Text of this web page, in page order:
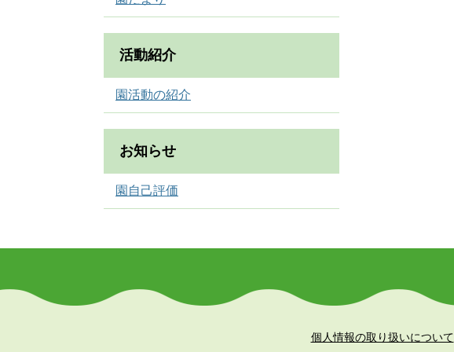
活動紹介
園活動の紹介
お知らせ
園自己評価
個人情報の取り扱いについて